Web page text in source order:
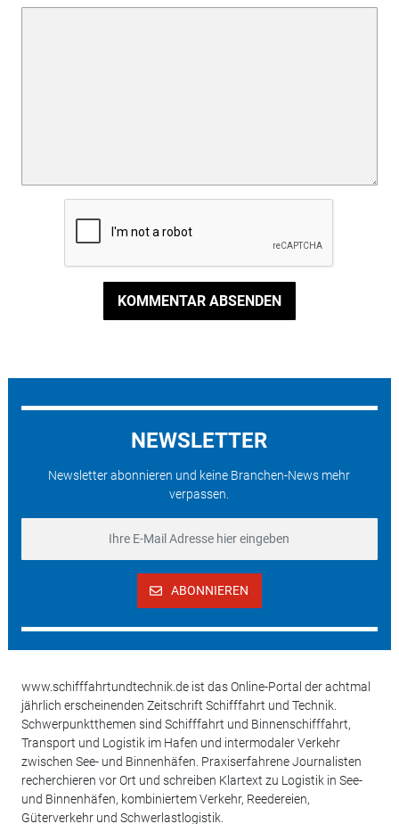
KOMMENTAR ABSENDEN
NEWSLETTER
Newsletter abonnieren und keine Branchen-News mehr
verpassen.
ABONNIEREN
www.schifffahrtundtechnik.de ist das Online-Portal der achtmal
jährlich erscheinenden Zeitschrift Schifffahrt und Technik.
Schwerpunktthemen sind Schifffahrt und Binnenschifffahrt,
Transport und Logistik im Hafen und intermodaler Verkehr
zwischen See- und Binnenhäfen. Praxiserfahrene Journalisten
recherchieren vor Ort und schreiben Klartext zu Logistik in See-
und Binnenhäfen, kombiniertem Verkehr, Reedereien,
Güterverkehr und Schwerlastlogistik.